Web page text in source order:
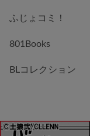
ふじょコミ！
801Books
BLコレクション